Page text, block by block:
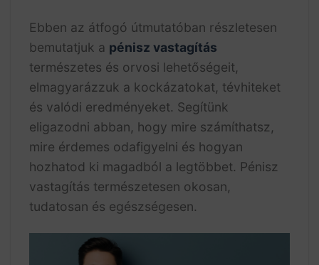
Ebben az átfogó útmutatóban részletesen
bemutatjuk a pénisz vastagítás
természetes és orvosi lehetőségeit,
elmagyarázzuk a kockázatokat, tévhiteket
és valódi eredményeket. Segítünk
eligazodni abban, hogy mire számíthatsz,
mire érdemes odafigyelni és hogyan
hozhatod ki magadból a legtöbbet. Pénisz
vastagítás természetesen okosan,
tudatosan és egészségesen.